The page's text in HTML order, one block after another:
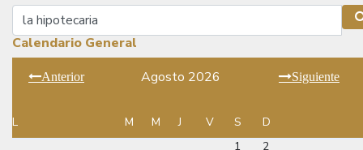
Buscar
Calendario General
Anterior Agosto 2026 Siguiente
L M M J V S
D
1
2